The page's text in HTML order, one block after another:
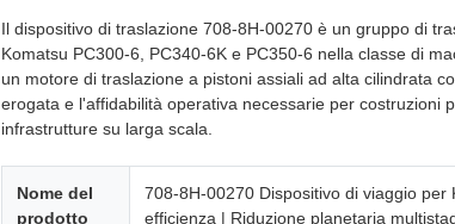
Il dispositivo di traslazione 708-8H-00270 è un gruppo di
Komatsu PC300-6, PC340-6K e PC350-6 nella classe di
un motore di traslazione a pistoni assiali ad alta cilindrata
erogata e l'affidabilità operativa necessarie per costruzioni
infrastrutture su larga scala.
Nome del
prodotto
708-8H-00270 Dispositivo di viaggio
efficienza | Riduzione planetaria